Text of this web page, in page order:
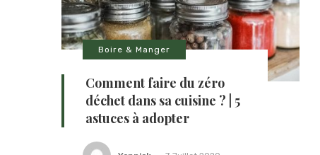
Boire & Manger
Comment faire du zéro
déchet dans sa cuisine ? | 5
astuces à adopter